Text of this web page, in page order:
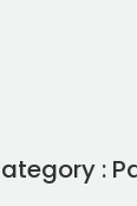
: